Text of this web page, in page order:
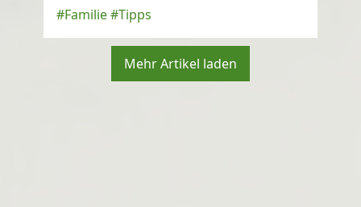
#Familie#Tipps
Mehr Artikel laden